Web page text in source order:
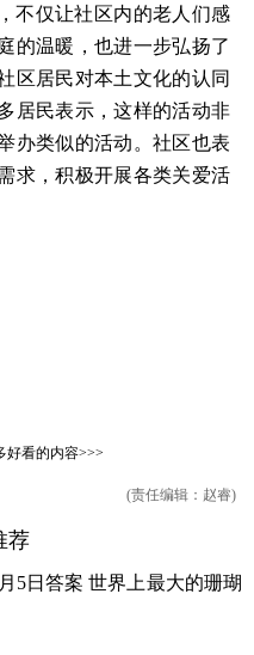
不仅让社区内的老人们感
的温暖，也进一步弘扬了
区居民对本土文化的认同
居民表示，这样的活动非
办类似的活动。社区也表
求，积极开展各类关爱活
好看的内容>>>
(责任编辑：赵睿)
荐
5日答案 世界上最大的珊瑚